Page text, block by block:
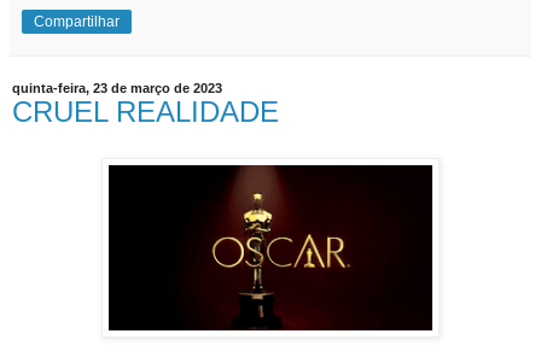
Compartilhar
quinta-feira, 23 de março de 2023
CRUEL REALIDADE